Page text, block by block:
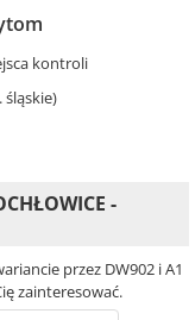
kontroli
-
przez DW902 i A1
zainteresować.